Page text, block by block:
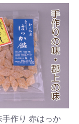
手作り 赤はっか